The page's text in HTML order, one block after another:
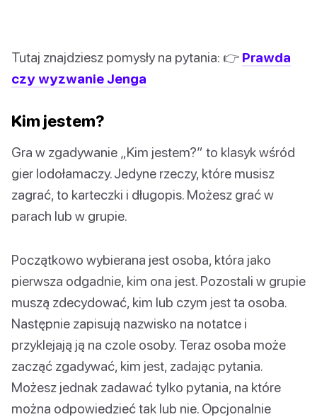
Tutaj znajdziesz pomysły na pytania: 👉 Prawda
czy wyzwanie Jenga
Kim jestem?
Gra w zgadywanie „Kim jestem?” to klasyk wśród
gier lodołamaczy. Jedyne rzeczy, które musisz
zagrać, to karteczki i długopis. Możesz grać w
parach lub w grupie.
Początkowo wybierana jest osoba, która jako
pierwsza odgadnie, kim ona jest. Pozostali w grupie
muszą zdecydować, kim lub czym jest ta osoba.
Następnie zapisują nazwisko na notatce i
przyklejają ją na czole osoby. Teraz osoba może
zacząć zgadywać, kim jest, zadając pytania.
Możesz jednak zadawać tylko pytania, na które
można odpowiedzieć tak lub nie. Opcjonalnie